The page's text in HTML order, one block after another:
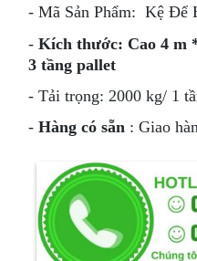
- Mã Sản Phẩm: Kệ Để
-Kích thước: Cao 4 m
3 tầng pallet
- Tải trọng: 2000 kg/ 1
- Hàng có sẵn : Giao